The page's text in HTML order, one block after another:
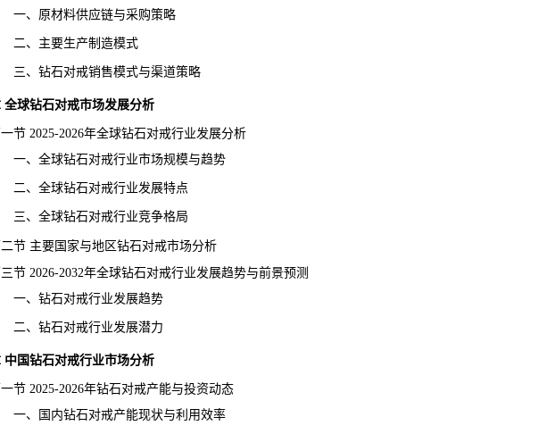
材料供应链与采购策略
主要生产制造模式
石对戒销售模式与渠道策略
全球钻石对戒市场发展分析
2025-2026年全球钻石对戒行业发展分析
球钻石对戒行业市场规模与趋势
球钻石对戒行业发展特点
球钻石对戒行业竞争格局
主要国家与地区钻石对戒市场分析
2026-2032年全球钻石对戒行业发展趋势与前景预测
石对戒行业发展趋势
石对戒行业发展潜力
中国钻石对戒行业市场分析
2025-2026年钻石对戒产能与投资动态
内钻石对戒产能现状与利用效率